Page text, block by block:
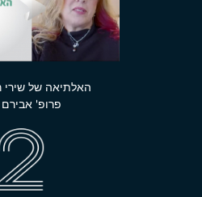
האלתיאה של שירי
פרופ' אבירם